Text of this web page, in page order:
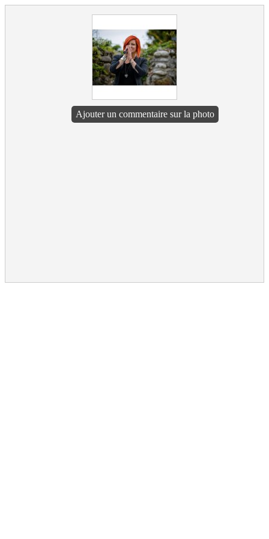
Ajouter un commentaire sur la photo